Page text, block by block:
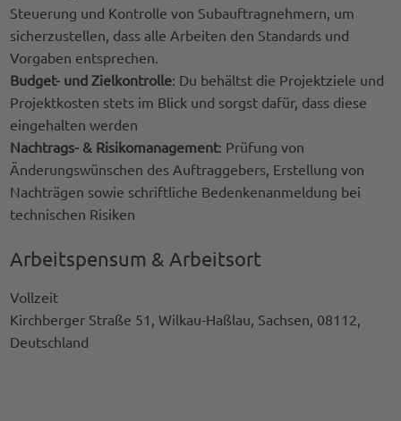
Steuerung und Kontrolle von Subauftragnehmern, um
sicherzustellen, dass alle Arbeiten den Standards und
Vorgaben entsprechen.
Budget- und Zielkontrolle: Du behältst die Projektziele und
Projektkosten stets im Blick und sorgst dafür, dass diese
eingehalten werden
Nachtrags- & Risikomanagement: Prüfung von
Änderungswünschen des Auftraggebers, Erstellung von
Nachträgen sowie schriftliche Bedenkenanmeldung bei
technischen Risiken
Arbeitspensum & Arbeitsort
Vollzeit
Kirchberger Straße 51, Wilkau-Haßlau, Sachsen, 08112,
Deutschland